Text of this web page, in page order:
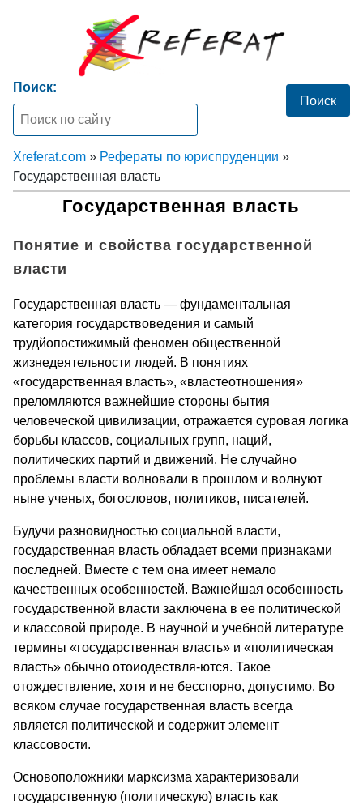
Поиск:
Xreferat.com » Рефераты по юриспруденции »
Государственная власть
Государственная власть
Понятие и свойства государственной
власти
Государственная власть — фундаментальная
категория государствоведения и самый
трудйопостижимый феномен общественной
жизнедеятельности людей. В понятиях
«государственная власть», «властеотношения»
преломляются важнейшие стороны бытия
человеческой цивилизации, отражается суровая логика
борьбы классов, социальных групп, наций,
политических партий и движений. Не случайно
проблемы власти волновали в прошлом и волнуют
ныне ученых, богословов, политиков, писателей.
Будучи разновидностью социальной власти,
государственная власть обладает всеми признаками
последней. Вместе с тем она имеет немало
качественных особенностей. Важнейшая особенность
государственной власти заключена в ее политической
и классовой природе. В научной и учебной литературе
термины «государственная власть» и «политическая
власть» обычно отоиодествля-ются. Такое
отождествление, хотя и не бесспорно, допустимо. Во
всяком случае государственная власть всегда
является политической и содержит элемент
классовости.
Основоположники марксизма характеризовали
государственную (политическую) власть как